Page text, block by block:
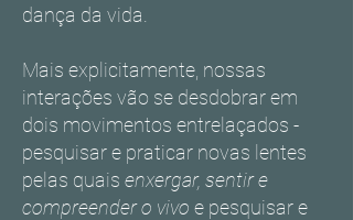
dança da vida.
Mais explicitamente, nossas
interações vão se desdobrar em
dois movimentos entrelaçados -
pesquisar e praticar novas lentes
pelas quais enxergar, sentir e
compreender o vivo e pesquisar e